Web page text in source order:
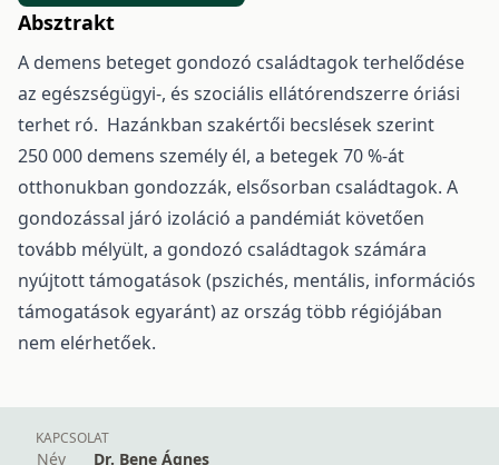
Absztrakt
A demens beteget gondozó családtagok terhelődése
az egészségügyi-, és szociális ellátórendszerre óriási
terhet ró. Hazánkban szakértői becslések szerint
250 000 demens személy él, a betegek 70 %-át
otthonukban gondozzák, elsősorban családtagok. A
gondozással járó izoláció a pandémiát követően
tovább mélyült, a gondozó családtagok számára
nyújtott támogatások (pszichés, mentális, információs
támogatások egyaránt) az ország több régiójában
nem elérhetőek.
KAPCSOLAT
Név Dr. Bene Ágnes